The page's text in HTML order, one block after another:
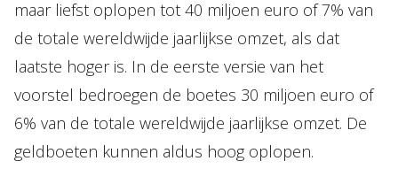
maar liefst oplopen tot 40 miljoen euro of 7% van
de totale wereldwijde jaarlijkse omzet, als dat
laatste hoger is. In de eerste versie van het
voorstel bedroegen de boetes 30 miljoen euro of
6% van de totale wereldwijde jaarlijkse omzet. De
geldboeten kunnen aldus hoog oplopen.